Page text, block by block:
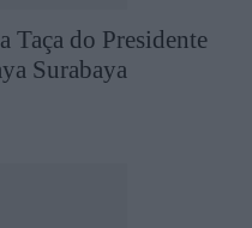
Taça do Presidente
Surabaya